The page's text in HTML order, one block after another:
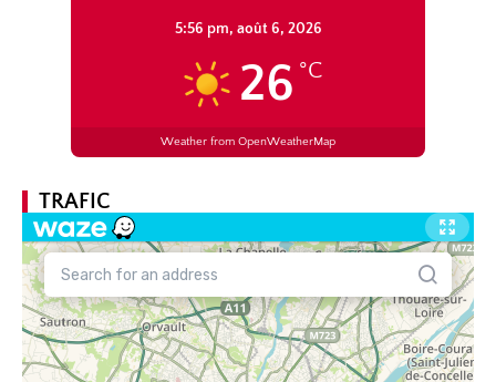
5:56 pm, août 6, 2026
26 °C
Weather from OpenWeatherMap
TRAFIC